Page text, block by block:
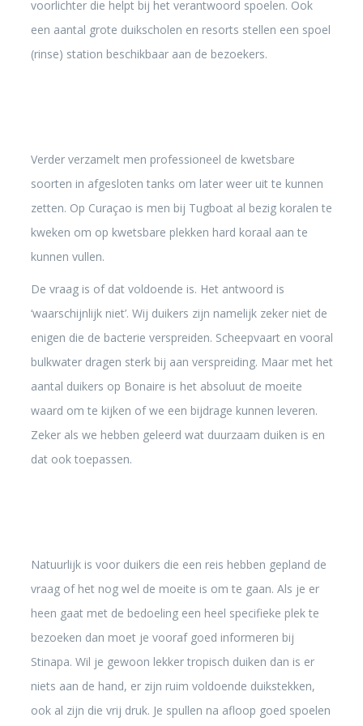
voorlichter die helpt bij het verantwoord spoelen. Ook
een aantal grote duikscholen en resorts stellen een spoel
(rinse) station beschikbaar aan de bezoekers.
Verder verzamelt men professioneel de kwetsbare
soorten in afgesloten tanks om later weer uit te kunnen
zetten. Op Curaçao is men bij Tugboat al bezig koralen te
kweken om op kwetsbare plekken hard koraal aan te
kunnen vullen.
De vraag is of dat voldoende is. Het antwoord is
‘waarschijnlijk niet’. Wij duikers zijn namelijk zeker niet de
enigen die de bacterie verspreiden. Scheepvaart en vooral
bulkwater dragen sterk bij aan verspreiding. Maar met het
aantal duikers op Bonaire is het absoluut de moeite
waard om te kijken of we een bijdrage kunnen leveren.
Zeker als we hebben geleerd wat duurzaam duiken is en
dat ook toepassen.
Natuurlijk is voor duikers die een reis hebben gepland de
vraag of het nog wel de moeite is om te gaan. Als je er
heen gaat met de bedoeling een heel specifieke plek te
bezoeken dan moet je vooraf goed informeren bij
Stinapa. Wil je gewoon lekker tropisch duiken dan is er
niets aan de hand, er zijn ruim voldoende duikstekken,
ook al zijn die vrij druk. Je spullen na afloop goed spoelen